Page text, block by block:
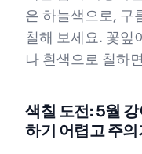
은 하늘색으로, 구
칠해 보세요. 꽃잎
나 흰색으로 칠하
색칠 도전: 5월
하기 어렵고 주